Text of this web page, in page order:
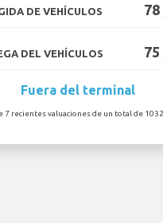
DE VEHÍCULOS
DEL VEHÍCULOS
Fuera del terminal
7 recientes valuaciones de un total de